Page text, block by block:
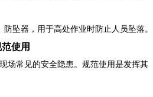
防坠器，用于高处作业时防止人员坠落。
使用
场常见的安全隐患。规范使用是发挥其